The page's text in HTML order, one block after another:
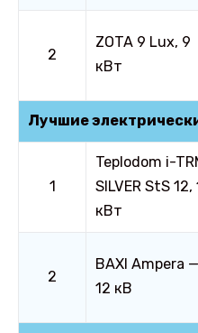
2
ZOTA 9 Lux, 9
кВт
Лучшие
1
Teplodom i-
SILVER StS 12,
кВт
2
BAXI Ampera —
12 кВ